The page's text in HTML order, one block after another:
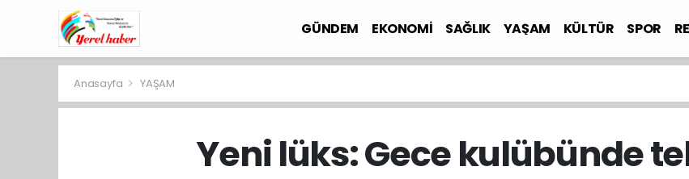
GÜNDEM EKONOMİ SAĞLIK YAŞAM KÜLTÜR SPOR
Anasayfa YAŞAM
Yeni lüks: Gece kulübünde